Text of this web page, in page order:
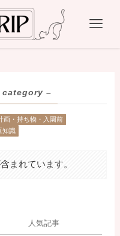
category –
画・持ち物・入園前
知識
まれています。
人気記事